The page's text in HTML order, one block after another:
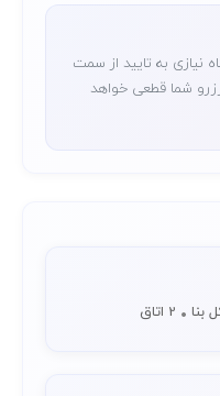
نیازی به تایید از سمت
شما قطعی خواهد
2 اتاق